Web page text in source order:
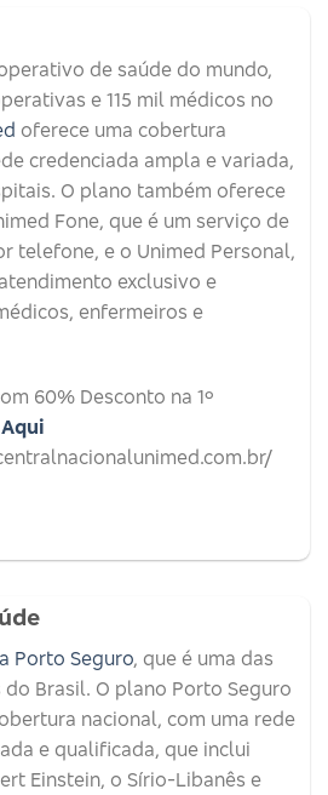
de saúde do mundo,
e 115 mil médicos no
oferece uma cobertura
credenciada ampla e variada,
O plano também oferece
Fone, que é um serviço de
telefone, e o Unimed Personal,
exclusivo e
enfermeiros e
60% Desconto na 1º
Porto Seguro, que é uma das
Brasil. O plano Porto Seguro
nacional, com uma rede
e qualificada, que inclui
Einstein, o Sírio-Libanês e